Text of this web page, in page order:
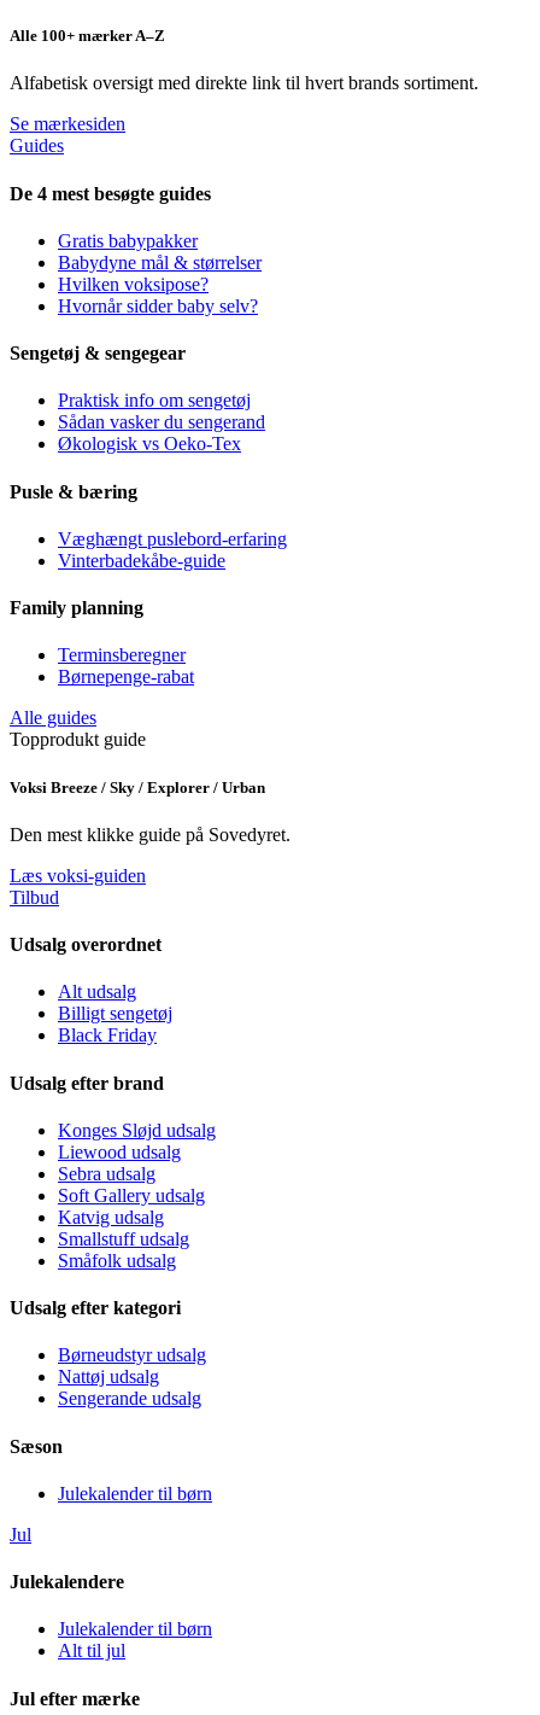
Alle 100+ mærker A–Z
Alfabetisk oversigt med direkte link til hvert brands sortiment.
Se mærkesiden
Guides
De 4 mest besøgte guides
Gratis babypakker
Babydyne mål & størrelser
Hvilken voksipose?
Hvornår sidder baby selv?
Sengetøj & sengegear
Praktisk info om sengetøj
Sådan vasker du sengerand
Økologisk vs Oeko-Tex
Pusle & bæring
Væghængt puslebord-erfaring
Vinterbadekåbe-guide
Family planning
Terminsberegner
Børnepenge-rabat
Alle guides
Topprodukt guide
Voksi Breeze / Sky / Explorer / Urban
Den mest klikke guide på Sovedyret.
Læs voksi-guiden
Tilbud
Udsalg overordnet
Alt udsalg
Billigt sengetøj
Black Friday
Udsalg efter brand
Konges Sløjd udsalg
Liewood udsalg
Sebra udsalg
Soft Gallery udsalg
Katvig udsalg
Smallstuff udsalg
Småfolk udsalg
Udsalg efter kategori
Børneudstyr udsalg
Nattøj udsalg
Sengerande udsalg
Sæson
Julekalender til børn
Jul
Julekalendere
Julekalender til børn
Alt til jul
Jul efter mærke